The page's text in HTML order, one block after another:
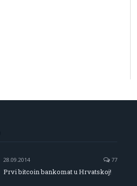
28.09.2014 77
Prvi bitcoin bankomat u Hrvatskoj!